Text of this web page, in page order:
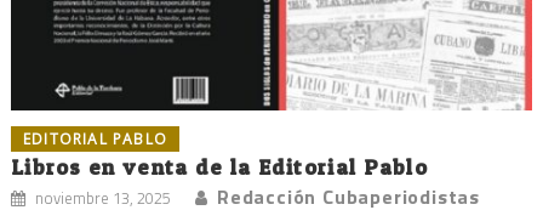
EDITORIAL PABLO
Libros en venta de la Editorial Pablo
noviembre 13, 2025 Redacción Cubaperiodistas